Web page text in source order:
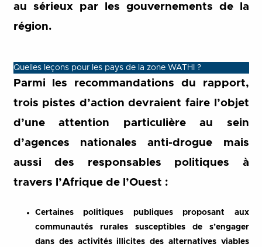
au sérieux par les gouvernements de la
région.
Quelles leçons pour les pays de la zone WATHI ?
Parmi les recommandations du rapport,
trois pistes d’action devraient faire l’objet
d’une attention particulière au sein
d’agences nationales anti-drogue mais
aussi des responsables politiques à
travers l’Afrique de l’Ouest :
Certaines politiques publiques proposant aux
communautés rurales susceptibles de s’engager
dans des activités illicites des alternatives viables